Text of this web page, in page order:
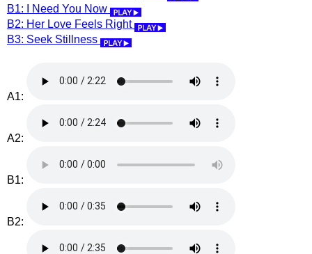
B1: I Need You Now
B2: Her Love Feels Right
B3: Seek Stillness
A1:
A2:
B1:
B2: